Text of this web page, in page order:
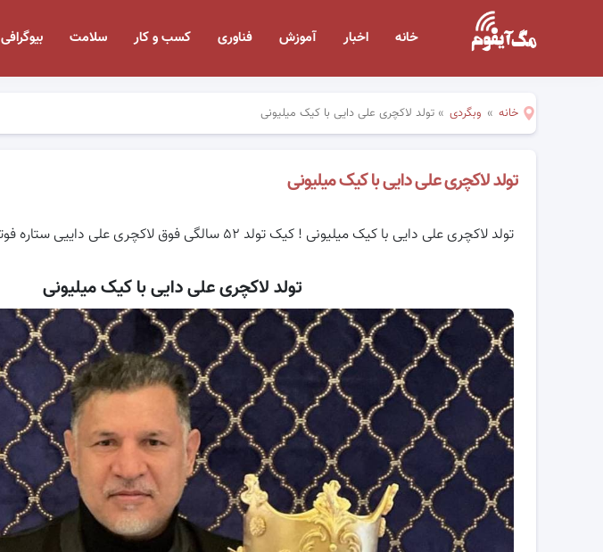
خانه اخبار آموزش فناوری کسب و کار سلامت بیوگرافی
خانه » وبگردی » تولد لاکچری علی دایی با کیک میلیونی
تولد لاکچری علی دایی با کیک میلیونی
تولد لاکچری علی دایی با کیک میلیونی ! کیک تولد ۵۲ سالگی فوق لاکچری علی داییی ستاره فوتبال ایران
تولد لاکچری علی دایی با کیک میلیونی